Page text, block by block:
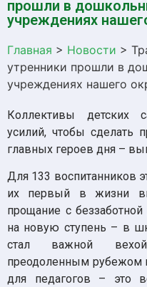
прошли в
учреждениях
Главная > Новости >
утренники прошли в
учреждениях нашего
Коллективы детских
усилий, чтобы сделать
главных героев дня –
Для 133 воспитанников
их первый в жизни
прощание с
на новую ступень – в
стал важной
преодоленным рубежом
для педагогов – это